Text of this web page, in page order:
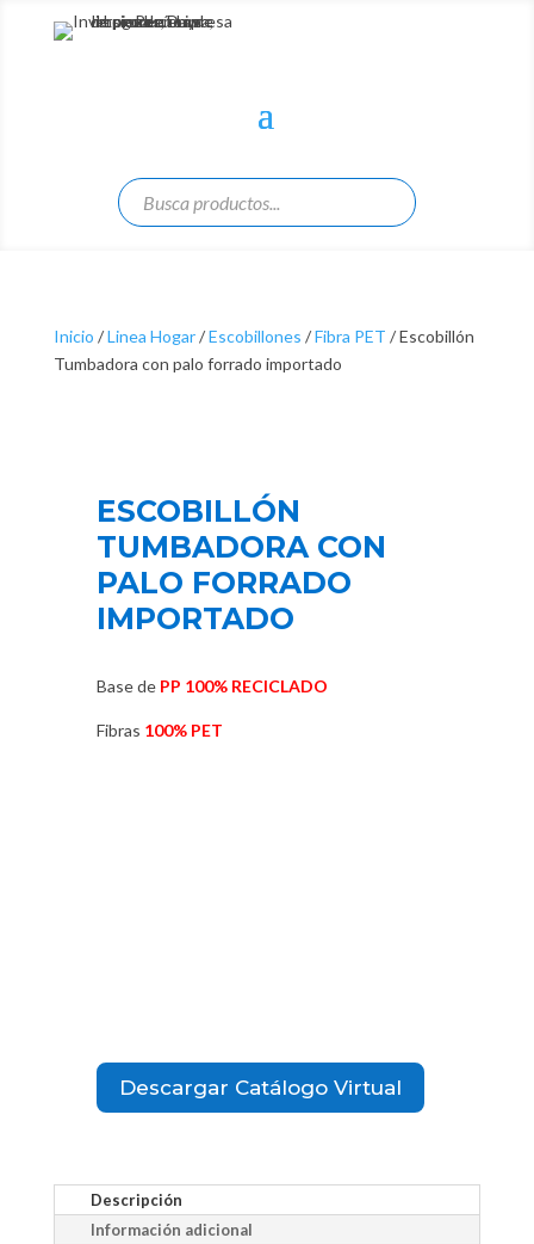
Inicio /Linea Hogar/Escobillones /Fibra PET / Escobillón
Tumbadora con palo forrado importado
ESCOBILLÓN
TUMBADORA CON
PALO FORRADO
IMPORTADO
Base de PP 100% RECICLADO
Fibras 100% PET
Descargar Catálogo Virtual
Descripción
Información adicional